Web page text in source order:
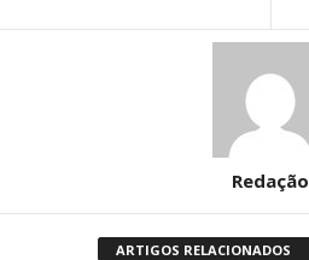
Redação
ARTIGOS RELACIONADOS